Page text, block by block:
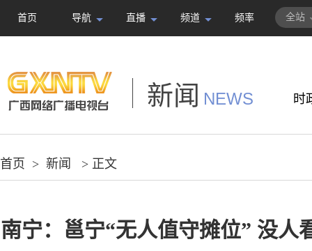
首页 导航 直播 频道 频率 全站
新闻 NEWS 时
首页 > 新闻 > 正文
南宁：邕宁“无人值守摊位” 没人